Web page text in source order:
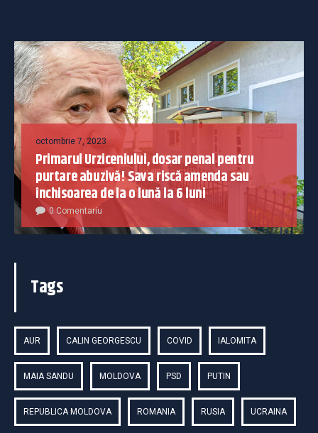
octombrie 7, 2023
Primarul Urziceniului, dosar penal pentru
purtare abuzivă! Sava riscă amenda sau
închisoarea de la o lună la 6 luni
0 Comentariu
Tags
AUR CALIN GEORGESCU COVID IALOMITA
MAIA SANDU MOLDOVA PSD PUTIN
REPUBLICA MOLDOVA ROMANIA RUSIA UCRAINA